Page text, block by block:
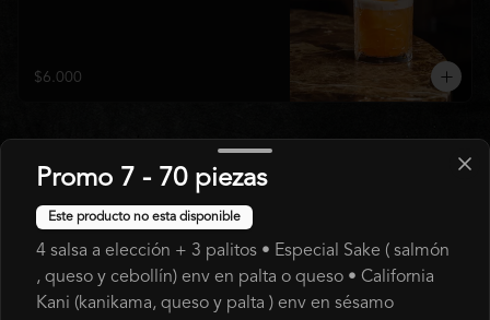
$6.000
COCA COLA 1,5L
Promo 7 - 70 piezas
Este producto no esta disponible
4 salsa a elección + 3 palitos • Especial Sake ( salmón
, queso y cebollín) env en palta o queso • California
Kani (kanikama, queso y palta ) env en sésamo